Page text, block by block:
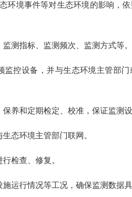
环境事件等对生态环境的影响，
测指标、监测频次、监测方式等。
控设备，并与生态环境主管部
和定期检定、校准，保证监测设
态环境主管部门联网。
检查、修复。
运行情况等工况，确保监测数据具